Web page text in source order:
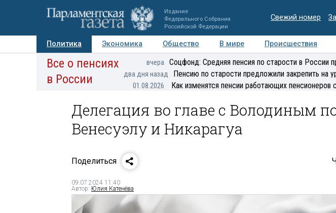
Издание
Федерального Собрания
Российской Федерации
Свежий номер
Политика Экономика Общество В мире Происшествия
Авторы Персоны Мнения Регионы Медиацентр
Все о пенсиях
в России
вчера Соцфонд: Средняя пенсия по старости в России
два дня назад Пенсию по старости предложили закрепить на
01.08.2026 Как изменятся пенсии работающих пенсионеров
Делегация во главе с Володиным
Венесуэлу и Никарагуа
Поделиться
09.07.2024 11:40
Автор: Юлия Катенёва